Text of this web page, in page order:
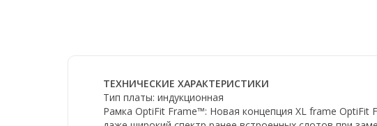
ТЕХНИЧЕСКИЕ ХАРАКТЕРИСТИКИ
Тип платы: индукционная
Рамка OptiFit Frame™: Новая концепция XL frame OptiFit